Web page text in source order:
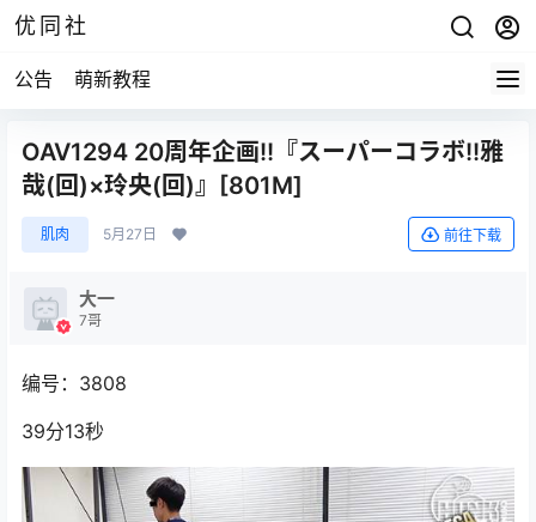
优同社
公告 萌新教程
OAV1294 20周年企画!!『スーパーコラボ!!雅
哉(回)×玲央(回)』[801M]
肌肉 5月27日 前往下载
大一
7哥
编号：3808
39分13秒